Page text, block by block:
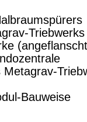
Triebwerks
Bauweise